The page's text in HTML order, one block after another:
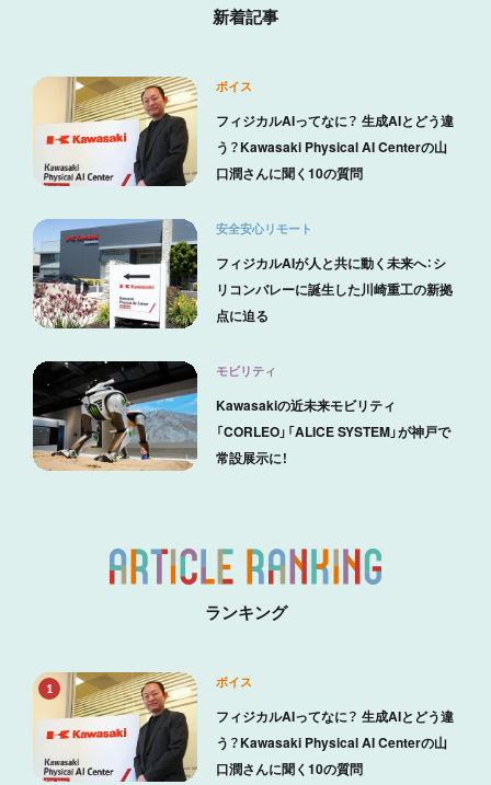
新着記事
ボイス
フィジカルAIってなに？ 生成AIとどう違
う？Kawasaki Physical AI Centerの山
口潤さんに聞く10の質問
安全安心リモート
フィジカルAIが人と共に動く未来へ：シ
リコンバレーに誕生した川崎重工の新拠
点に迫る
モビリティ
Kawasakiの近未来モビリティ
「CORLEO」「ALICE SYSTEM」が神戸で
常設展示に！
ランキング
1 ボイス
フィジカルAIってなに？ 生成AIとどう違
う？Kawasaki Physical AI Centerの山
口潤さんに聞く10の質問